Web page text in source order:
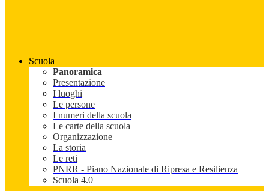
Scuola
Panoramica
Presentazione
I luoghi
Le persone
I numeri della scuola
Le carte della scuola
Organizzazione
La storia
Le reti
PNRR - Piano Nazionale di Ripresa e Resilienza
Scuola 4.0